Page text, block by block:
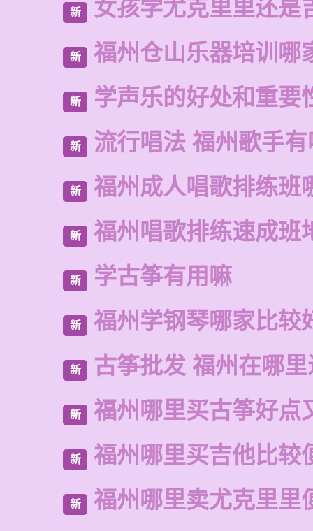
新 女孩学尤克里里还是
新 福州仓山乐器培训哪
新 学声乐的好处和重要
新 流行唱法 福州歌手
新 福州成人唱歌排练班
新 福州唱歌排练速成班
新 学古筝有用嘛
新 福州学钢琴哪家比较
新 古筝批发 福州在哪
新 福州哪里买古筝好点
新 福州哪里买吉他比较
新 福州哪里卖尤克里里